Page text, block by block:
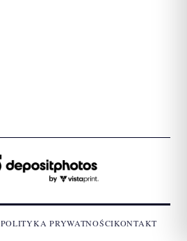
POLITYKA PRYWATNOŚCIKONTAKT